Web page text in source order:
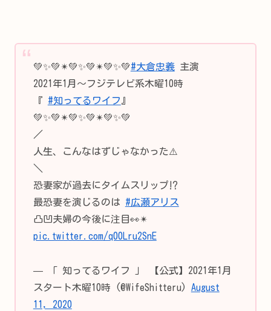
💚✨💚✴💚✨💚✴💚✨💚#大倉忠義主演
2021年1月～フジテレビ系木曜10時
『 #知ってるワイフ 』
💚✨💚✴💚✨💚✴💚✨💚
／
人生、こんなはずじゃなかった⚠️
＼
恐妻家が過去にタイムスリップ⁉️
最恐妻を演じるのは #広瀬アリス
凸凹夫婦の今後に注目👀✴
pic.twitter.com/q00Lru2SnE
— 「 知ってるワイフ 」 【公式】2021年1月
スタート木曜10時 (@WifeShitteru) August
11, 2020